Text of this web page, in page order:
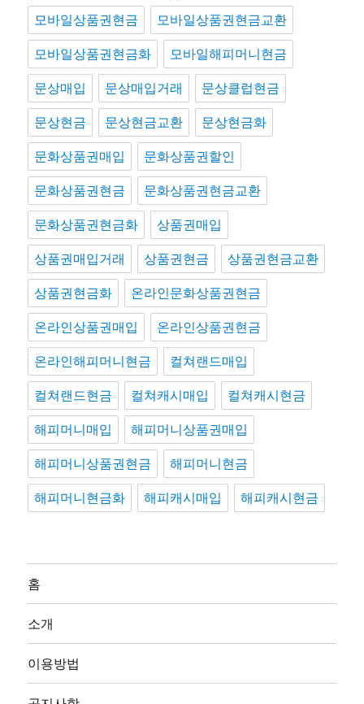
모바일상품권현금 모바일상품권현금교환
모바일상품권현금화 모바일해피머니현금
문상매입 문상매입거래 문상클럽현금
문상현금 문상현금교환 문상현금화
문화상품권매입 문화상품권할인
문화상품권현금 문화상품권현금교환
문화상품권현금화 상품권매입
상품권매입거래 상품권현금 상품권현금교환
상품권현금화 온라인문화상품권현금
온라인상품권매입 온라인상품권현금
온라인해피머니현금 컬쳐랜드매입
컬쳐랜드현금 컬쳐캐시매입 컬쳐캐시현금
해피머니매입 해피머니상품권매입
해피머니상품권현금 해피머니현금
해피머니현금화 해피캐시매입 해피캐시현금
홈
소개
이용방법